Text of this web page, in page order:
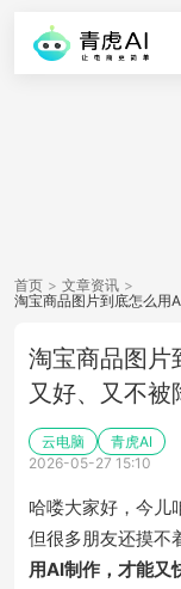
首页 > 文章资讯 >
淘宝商品图片到底怎么用
淘宝商品图片
又好、又不被
云电脑
青虎AI
2026-05-27 15:10
哈喽大家好，今儿
但很多朋友还摸
用AI制作，才能又